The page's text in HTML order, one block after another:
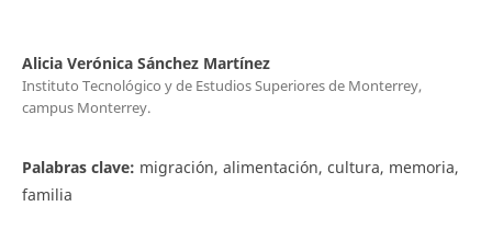
Alicia Verónica Sánchez Martínez
Instituto Tecnológico y de Estudios Superiores de Monterrey,
campus Monterrey.
Palabras clave: migración, alimentación, cultura, memoria,
familia